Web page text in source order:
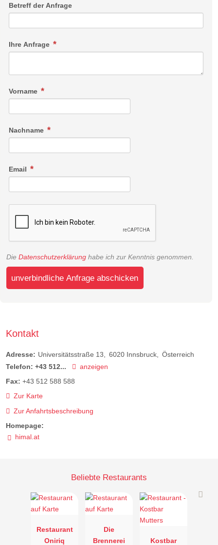
Betreff der Anfrage
Ihre Anfrage
Vorname
Nachname
Email
Die Datenschutzerklärung habe ich zur Kenntnis genommen.
unverbindliche Anfrage abschicken
Kontakt
Adresse: Universitätsstraße 13 6020 Innsbruck
Österreich
Telefon: +43 512...
anzeigen
Fax: +43 512 588 588
Zur Karte
Zur Anfahrtsbeschreibung
Homepage:
himal.at
Beliebte Restaurants
Restaurant
Oniriq
Die
Brennerei
Kostbar